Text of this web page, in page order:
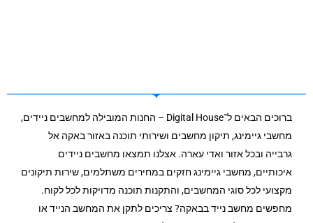
ברוכים הבאים ל־Digital House – החנות המובילה למחשבים ניידים,
מחשבי גיימינג, תיקון מחשבים ושירותי תוכנה באזור באקה אל
גרבייה ובכל אזור ואדי עארה. אצלנו תמצאו מחשבים ניידים
איכותיים, מחשבי גיימינג חזקים במחירים משתלמים, שירות תיקונים
מקצועי לכל סוגי המחשבים, והתקנות תוכנה מדויקות לכל לקוח.
מחפשים מחשב נייד בבאקה? צריכים לתקן את המחשב הנייד או